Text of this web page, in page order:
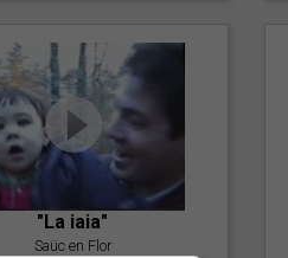
"La iaia"
Saüc en Flor